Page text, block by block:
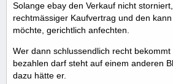
Solange ebay den Verkauf nicht
rechtmässiger Kaufvertrag und den
möchte, gerichtlich anfechten.
Wer dann schlussendlich recht
bezahlen darf steht auf einem anderen
dazu hätte er.